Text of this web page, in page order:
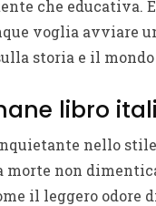
che educativa.
voglia avviare
storia e il
libro
nello
morte non
il leggero odore